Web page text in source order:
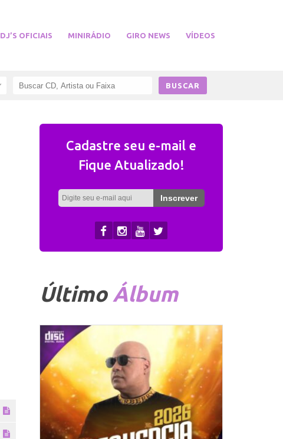
DJ’S OFICIAIS MINIRÁDIO GIRO NEWS VÍDEOS
Cadastre seu e-mail e
Fique Atualizado!
Último Álbum